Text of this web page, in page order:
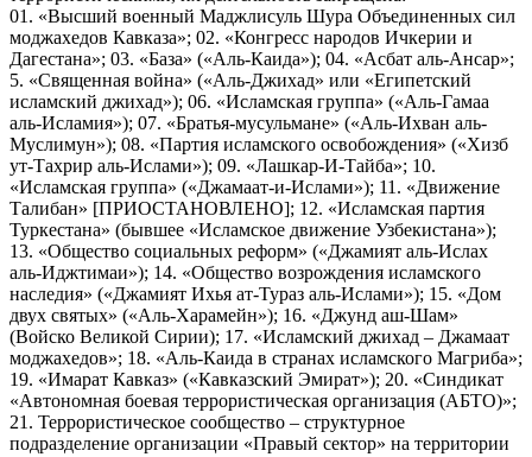
01. «Высший военный Маджлисуль Шура Объединенных сил
моджахедов Кавказа»; 02. «Конгресс народов Ичкерии и
Дагестана»; 03. «База» («Аль-Каида»); 04. «Асбат аль-Ансар»;
5. «Священная война» («Аль-Джихад» или «Египетский
исламский джихад»); 06. «Исламская группа» («Аль-Гамаа
аль-Исламия»); 07. «Братья-мусульмане» («Аль-Ихван аль-
Муслимун»); 08. «Партия исламского освобождения» («Хизб
ут-Тахрир аль-Ислами»); 09. «Лашкар-И-Тайба»; 10.
«Исламская группа» («Джамаат-и-Ислами»); 11. «Движение
Талибан» [ПРИОСТАНОВЛЕНО]; 12. «Исламская партия
Туркестана» (бывшее «Исламское движение Узбекистана»);
13. «Общество социальных реформ» («Джамият аль-Ислах
аль-Иджтимаи»); 14. «Общество возрождения исламского
наследия» («Джамият Ихья ат-Тураз аль-Ислами»); 15. «Дом
двух святых» («Аль-Харамейн»); 16. «Джунд аш-Шам»
(Войско Великой Сирии); 17. «Исламский джихад – Джамаат
моджахедов»; 18. «Аль-Каида в странах исламского Магриба»;
19. «Имарат Кавказ» («Кавказский Эмират»); 20. «Синдикат
«Автономная боевая террористическая организация (АБТО)»;
21. Террористическое сообщество – структурное
подразделение организации «Правый сектор» на территории